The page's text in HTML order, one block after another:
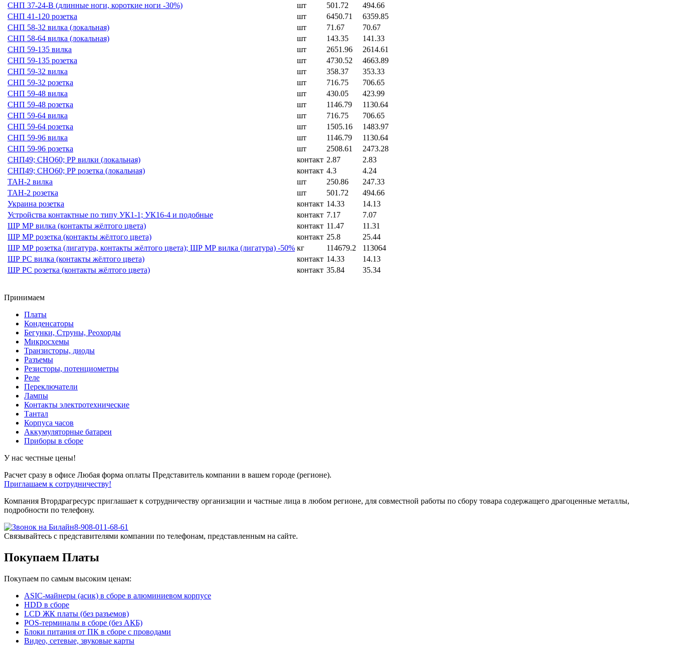
СНП 37-24-В (длинные ноги, короткие ноги -30%)
шт 501.72
494.66
СНП 41-120 розетка
шт 6450.71
6359.85
СНП 58-32 вилка (локальная)
шт 71.67
70.67
СНП 58-64 вилка (локальная)
шт 143.35
141.33
СНП 59-135 вилка
шт 2651.96
2614.61
СНП 59-135 розетка
шт 4730.52
4663.89
СНП 59-32 вилка
шт 358.37
353.33
СНП 59-32 розетка
шт 716.75
706.65
СНП 59-48 вилка
шт 430.05
423.99
СНП 59-48 розетка
шт 1146.79
1130.64
СНП 59-64 вилка
шт 716.75
706.65
СНП 59-64 розетка
шт 1505.16
1483.97
СНП 59-96 вилка
шт 1146.79
1130.64
СНП 59-96 розетка
шт 2508.61
2473.28
СНП49; СНО60; РР вилки (локальная)
контакт 2.87
2.83
СНП49; СНО60; РР розетка (локальная)
контакт 4.3
4.24
ТАН-2 вилка
шт 250.86
247.33
ТАН-2 розетка
шт 501.72
494.66
Украина розетка
контакт 14.33
14.13
Устройства контактные по типу УК1-1; УК16-4 и подобные
контакт 7.17
7.07
ШР МР вилка (контакты жёлтого цвета)
контакт 11.47
11.31
ШР МР розетка (контакты жёлтого цвета)
контакт 25.8
25.44
ШР МР розетка (лигатура, контакты жёлтого цвета); ШР МР вилка (лигатура) -50% кг 114679.2
113064
ШР РС вилка (контакты жёлтого цвета)
контакт 14.33
14.13
ШР РС розетка (контакты жёлтого цвета)
контакт 35.84 35.34
Принимаем
Платы
Конденсаторы
Бегунки, Струны, Реохорды
Микросхемы
Транзисторы, диоды
Разъемы
Резисторы, потенциометры
Реле
Переключатели
Лампы
Контакты электротехнические
Тантал
Корпуса часов
Аккумуляторные батареи
Приборы в сборе
У нас честные цены!
Расчет сразу в офисе Любая форма оплаты Представитель компании в вашем городе (регионе).
Приглашаем к сотрудничеству!
Компания Втордрагресурс приглашает к сотрудничеству организации и частные лица в любом регионе, для совместной работы по сбору товара содержащего драгоценные металлы,
подробности по телефону.
8-908-011-68-61
Связывайтесь с представителями компании по телефонам, представленным на сайте.
Покупаем Платы
Покупаем по самым высоким ценам:
ASIC-майнеры (асик) в сборе в алюминиевом корпусе
HDD в сборе
LCD ЖК платы (без разъемов)
POS-терминалы в сборе (без АКБ)
Блоки питания от ПК в сборе с проводами
Видео, сетевые, звуковые карты